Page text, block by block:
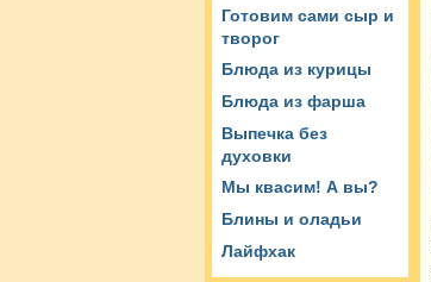
Готовим сами сыр и
творог
Блюда из курицы
Блюда из фарша
Выпечка без
духовки
Мы квасим! А вы?
Блины и оладьи
Лайфхак